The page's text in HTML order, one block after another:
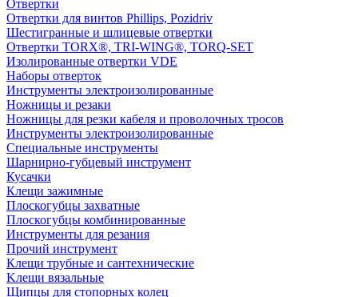
Отвертки
Отвертки для винтов Phillips, Pozidriv
Шестигранные и шлицевые отвертки
Отвертки TORX®, TRI-WING®, TORQ-SET
Изолированные отвертки VDE
Наборы отверток
Инструменты электроизолированные
Ножницы и резаки
Ножницы для резки кабеля и проволочных тросов
Инструменты электроизолированные
Специальные инструменты
Шарнирно-губцевый инструмент
Кусачки
Клещи зажимные
Плоскогубцы захватные
Плоскогубцы комбинированные
Инструменты для резания
Прочий инструмент
Клещи трубные и сантехнические
Kлещи вязальные
Щипцы для стопорных колец